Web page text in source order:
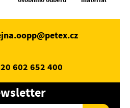
602 652 400